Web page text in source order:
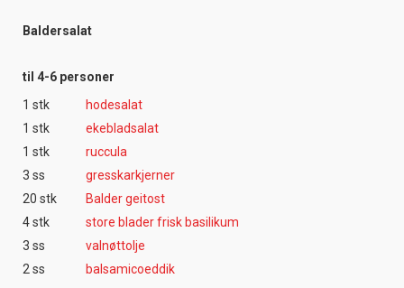
Baldersalat
til 4-6 personer
1 stk
hodesalat
1 stk
ekebladsalat
1 stk
ruccula
3 ss
gresskarkjerner
20 stk
Balder geitost
4 stk
store blader frisk basilikum
3 ss
valnøttolje
2 ss
balsamicoeddik